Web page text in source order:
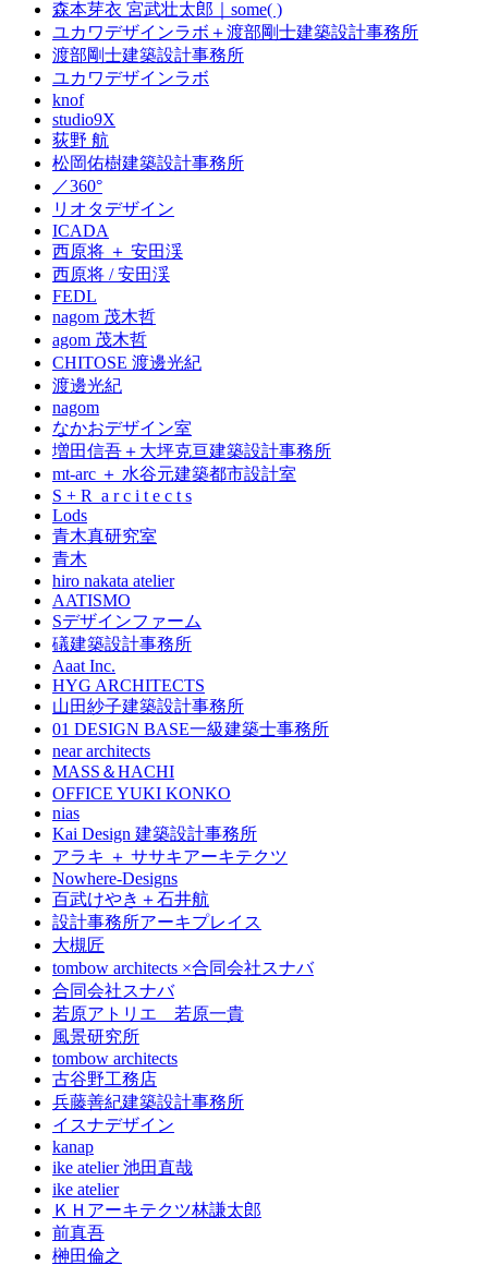
森本芽衣 宮武壮太郎｜some( )
ユカワデザインラボ＋渡部剛士建築設計事務所
渡部剛士建築設計事務所
ユカワデザインラボ
knof
studio9X
荻野 航
松岡佑樹建築設計事務所
／360°
リオタデザイン
ICADA
西原将 ＋ 安田渓
西原将 / 安田渓
FEDL
nagom 茂木哲
agom 茂木哲
CHITOSE 渡邊光紀
渡邊光紀
nagom
なかおデザイン室
増田信吾＋大坪克亘建築設計事務所
mt-arc ＋ 水谷元建築都市設計室
S + R a r c i t e c t s
Lods
青木真研究室
青木
hiro nakata atelier
AATISMO
Sデザインファーム
礒建築設計事務所
Aaat Inc.
HYG ARCHITECTS
山田紗子建築設計事務所
01 DESIGN BASE一級建築士事務所
near architects
MASS＆HACHI
OFFICE YUKI KONKO
nias
Kai Design 建築設計事務所
アラキ ＋ ササキアーキテクツ
Nowhere-Designs
百武けやき＋石井航
設計事務所アーキプレイス
大槻匠
tombow architects ×合同会社スナバ
合同会社スナバ
若原アトリエ 若原一貴
風景研究所
tombow architects
古谷野工務店
兵藤善紀建築設計事務所
イスナデザイン
kanap
ike atelier 池田直哉
ike atelier
ＫＨアーキテクツ林謙太郎
前真吾
榊田倫之